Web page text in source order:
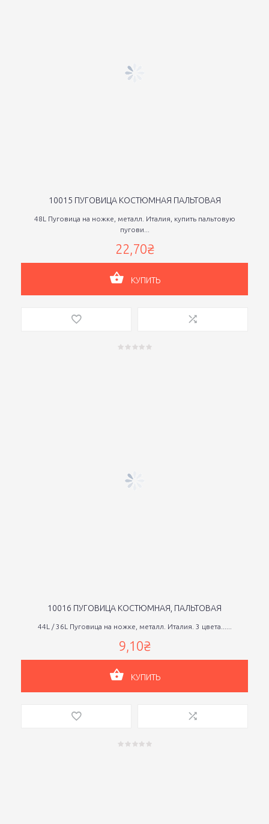
10015 ПУГОВИЦА КОСТЮМНАЯ ПАЛЬТОВАЯ
48L Пуговица на ножке, металл. Италия, купить пальтовую
пугови...
22,70₴
КУПИТЬ
10016 ПУГОВИЦА КОСТЮМНАЯ, ПАЛЬТОВАЯ
44L / 36L Пуговица на ножке, металл. Италия. 3 цвета......
9,10₴
КУПИТЬ